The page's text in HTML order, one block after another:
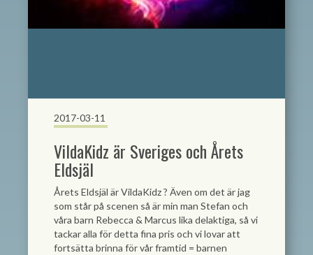
2017-03-11
VildaKidz är Sveriges och Årets
Eldsjäl
Årets Eldsjäl är VildaKidz? Även om det är jag
som står på scenen så är min man Stefan och
våra barn Rebecca & Marcus lika delaktiga, så vi
tackar alla för detta fina pris och vi lovar att
fortsätta brinna för vår framtid = barnen